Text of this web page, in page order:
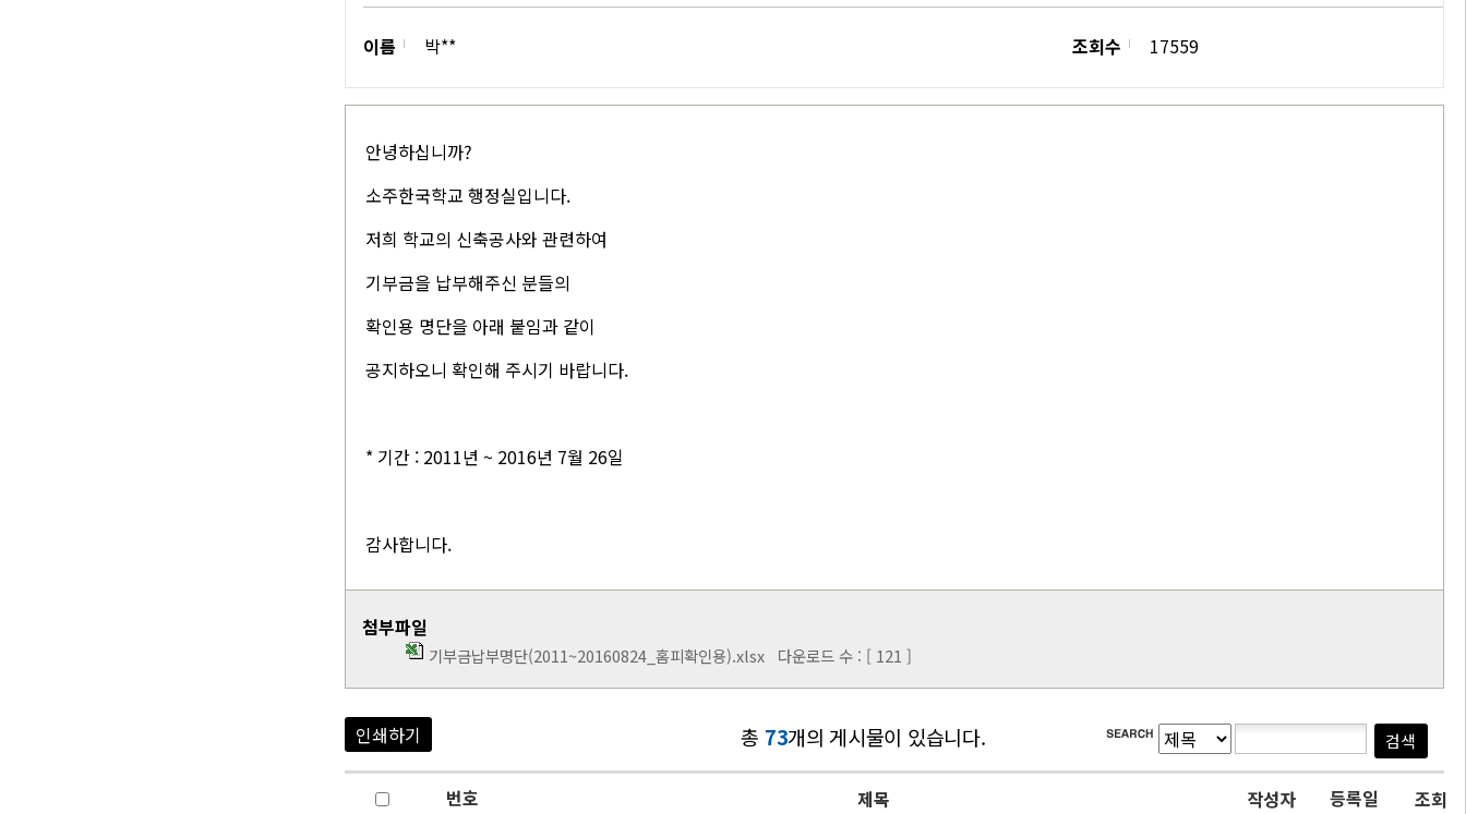
이름 박** 조회수 17559
안녕하십니까?
소주한국학교 행정실입니다.
저희 학교의 신축공사와 관련하여
기부금을 납부해주신 분들의
확인용 명단을 아래 붙임과 같이
공지하오니 확인해 주시기 바랍니다.
* 기간 : 2011년 ~ 2016년 7월 26일
감사합니다.
첨부파일
기부금납부명단(2011~20160824_홈피확인용).xlsx다운로드 수 : [ 121 ]
인쇄하기 총 73개의 게시물이 있습니다.
번호 제목 작성자 등록일 조회